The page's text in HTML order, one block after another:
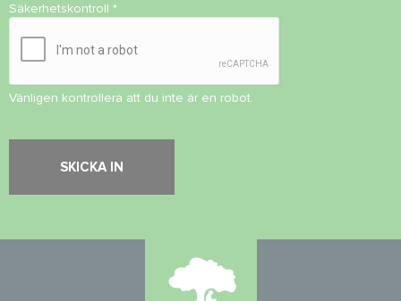
Säkerhetskontroll *
Vänligen kontrollera att du inte är en robot.